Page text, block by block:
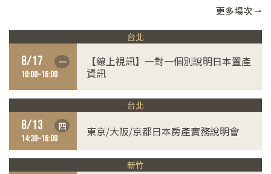
更多場次 ⇀
台北
8/17 一
10:00~16:00
【線上視訊】一對一個別說明日本置產
資訊
台北
8/13 四
14:30~16:00
東京/大阪/京都日本房產實務說明會
新竹